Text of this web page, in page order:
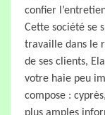
confier
Cette société se
travaille dans le
de ses clients,
votre haie peu
compose :